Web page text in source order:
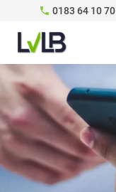
0183 64 10 70